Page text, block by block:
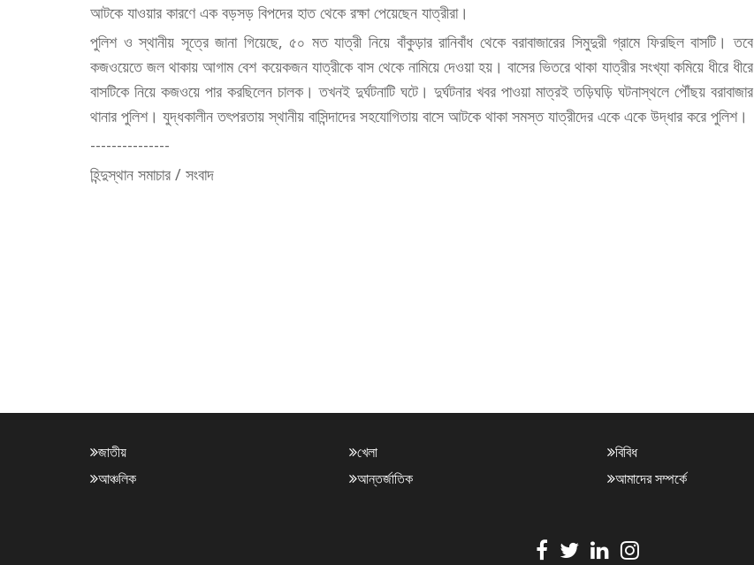
আটকে যাওয়ার কারণে এক বড়সড় বিপদের হাত থেকে রক্ষা পেয়েছেন যাত্রীরা।
পুলিশ ও স্থানীয় সূত্রে জানা গিয়েছে, ৫০ মত যাত্রী নিয়ে বাঁকুড়ার রানিবাঁধ থেকে বরাবাজারের সিমুদুরী গ্রামে ফিরছিল বাসটি। তবে
কজওয়েতে জল থাকায় আগাম বেশ কয়েকজন যাত্রীকে বাস থেকে নামিয়ে দেওয়া হয়। বাসের ভিতরে থাকা যাত্রীর সংখ্যা কমিয়ে ধীরে ধীরে
বাসটিকে নিয়ে কজওয়ে পার করছিলেন চালক। তখনই দুর্ঘটনাটি ঘটে। দুর্ঘটনার খবর পাওয়া মাত্রই তড়িঘড়ি ঘটনাস্থলে পৌঁছয় বরাবাজার
থানার পুলিশ। যুদ্ধকালীন তৎপরতায় স্থানীয় বাসিন্দাদের সহযোগিতায় বাসে আটকে থাকা সমস্ত যাত্রীদের একে একে উদ্ধার করে পুলিশ।
---------------
হিন্দুস্থান সমাচার / সংবাদ
জাতীয়
আঞ্চলিক
খেলা
আন্তর্জাতিক
বিবিধ
আমাদের সম্পর্কে